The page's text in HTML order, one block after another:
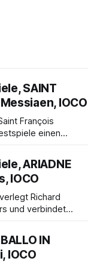
SAINT
Messiaen, IOCO
François
einen
Pascal entfaltet
Sly berührt als
ARIADNE
IOCO
Richard
und verbindet
Wiener
Akt jedoch
IN
IOCO